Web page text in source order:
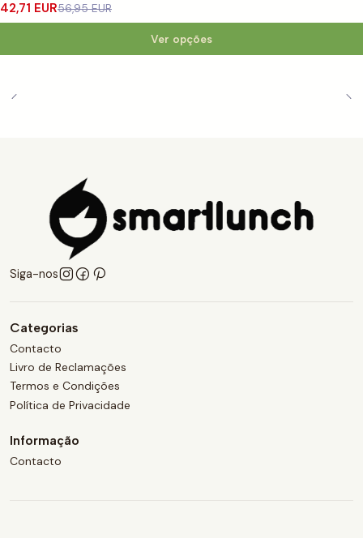
42,71 EUR56,95 EUR
Ver opções
Siga-nos
Categorias
Contacto
Livro de Reclamações
Termos e Condições
Política de Privacidade
Informação
Contacto